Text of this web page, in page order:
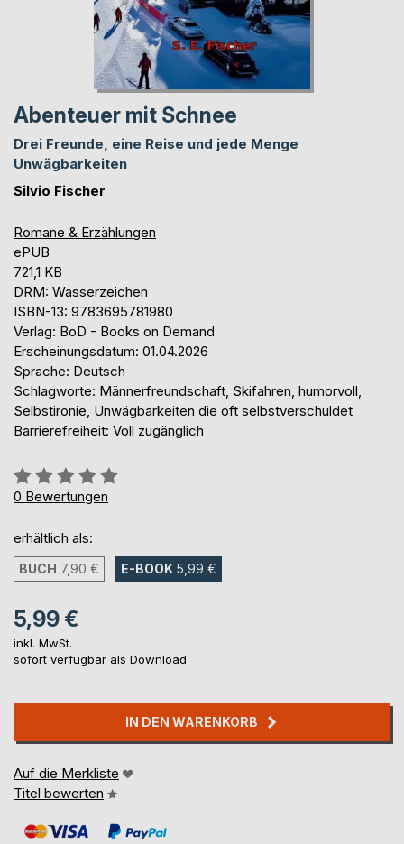
Abenteuer mit Schnee
Drei Freunde, eine Reise und jede Menge
Unwägbarkeiten
Silvio Fischer
Romane & Erzählungen
ePUB
721,1 KB
DRM: Wasserzeichen
ISBN-13: 9783695781980
Verlag: BoD - Books on Demand
Erscheinungsdatum: 01.04.2026
Sprache: Deutsch
Schlagworte: Männerfreundschaft, Skifahren, humorvoll,
Selbstironie, Unwägbarkeiten die oft selbstverschuldet
Barrierefreiheit: Voll zugänglich
Bewertung::
0%
0 Bewertungen
erhältlich als:
BUCH 7,90 € E-BOOK 5,99 €
5,99 €
inkl. MwSt.
sofort verfügbar als Download
IN DEN WARENKORB
Auf die Merkliste
Titel bewerten